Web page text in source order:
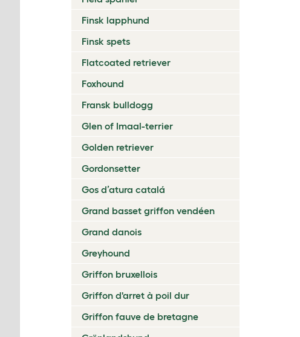
Finsk lapphund
Finsk spets
Flatcoated retriever
Foxhound
Fransk bulldogg
Glen of Imaal-terrier
Golden retriever
Gordonsetter
Gos d’atura catalá
Grand basset griffon vendéen
Grand danois
Greyhound
Griffon bruxellois
Griffon d'arret à poil dur
Griffon fauve de bretagne